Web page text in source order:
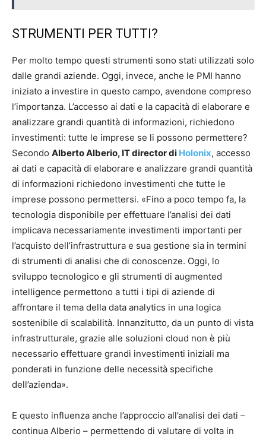
STRUMENTI PER TUTTI?
Per molto tempo questi strumenti sono stati utilizzati solo
dalle grandi aziende. Oggi, invece, anche le PMI hanno
iniziato a investire in questo campo, avendone compreso
l’importanza. L’accesso ai dati e la capacità di elaborare e
analizzare grandi quantità di informazioni, richiedono
investimenti: tutte le imprese se li possono permettere?
Secondo Alberto Alberio, IT director di Holonix, accesso
ai dati e capacità di elaborare e analizzare grandi quantità
di informazioni richiedono investimenti che tutte le
imprese possono permettersi. «Fino a poco tempo fa, la
tecnologia disponibile per effettuare l’analisi dei dati
implicava necessariamente investimenti importanti per
l’acquisto dell’infrastruttura e sua gestione sia in termini
di strumenti di analisi che di conoscenze. Oggi, lo
sviluppo tecnologico e gli strumenti di augmented
intelligence permettono a tutti i tipi di aziende di
affrontare il tema della data analytics in una logica
sostenibile di scalabilità. Innanzitutto, da un punto di vista
infrastrutturale, grazie alle soluzioni cloud non è più
necessario effettuare grandi investimenti iniziali ma
ponderati in funzione delle necessità specifiche
dell’azienda».
E questo influenza anche l’approccio all’analisi dei dati –
continua Alberio – permettendo di valutare di volta in